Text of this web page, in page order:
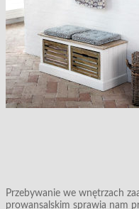
Przebywanie we wnętrzach
prowansalskim sprawia nam